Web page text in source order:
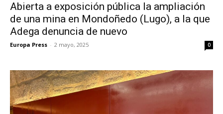
Abierta a exposición pública la ampliación
de una mina en Mondoñedo (Lugo), a la que
Adega denuncia de nuevo
Europa Press - 2 mayo, 2025 0